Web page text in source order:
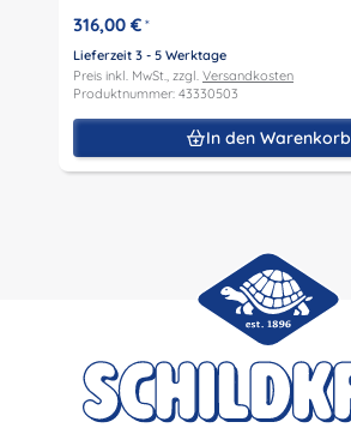
316,00 € *
Lieferzeit 3 - 5 Werktage
Preis inkl. MwSt., zzgl. Versandkosten
Produktnummer: 43330503
In den Warenkorb